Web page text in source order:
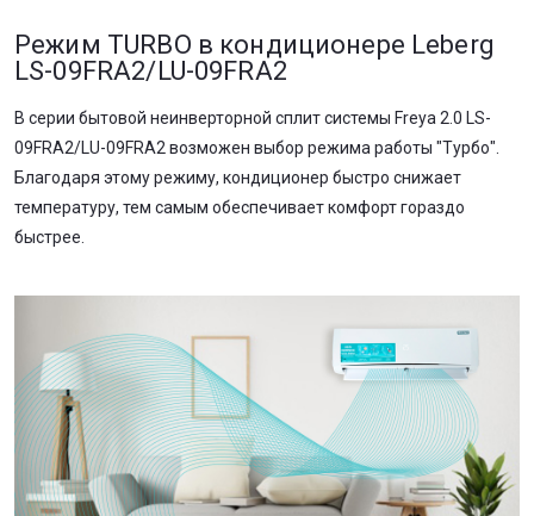
Режим TURBO в кондиционере Leberg
LS-09FRA2/LU-09FRA2
В серии бытовой неинверторной сплит системы Freya 2.0 LS-
09FRA2/LU-09FRA2 возможен выбор режима работы "Турбо".
Благодаря этому режиму, кондиционер быстро снижает
температуру, тем самым обеспечивает комфорт гораздо
быстрее.